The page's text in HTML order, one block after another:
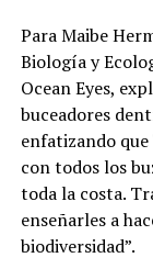
Para Maibe
Biología y
Ocean Eyes,
buceadores
enfatizando
con todos los
toda la costa.
enseñarles a
biodiversidad”.